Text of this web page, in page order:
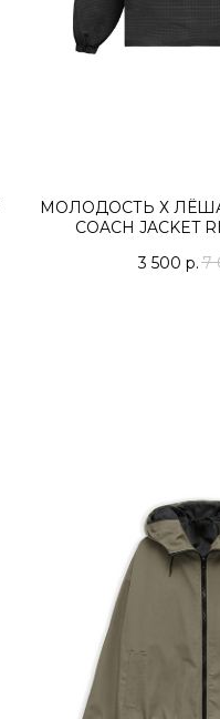
МОЛОДОСТЬ Х ЛЁША
COACH JACKET
3 500 р. 7